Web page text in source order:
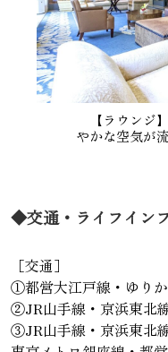
【ラウンジ
やかな空気が
◆交通・ライフイン
［交通］
①都営大江戸線・ゆり
②JR山手線・京浜東北
③JR山手線・京浜東北